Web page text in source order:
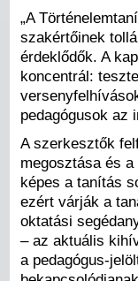
„A
szakértőinek
érdeklődők. A
koncentrál:
pedagógusok az
A szerkesztők
megosztása és
képes a tanítás
ezért várják a
oktatási
– az aktuális
a pedagógus-